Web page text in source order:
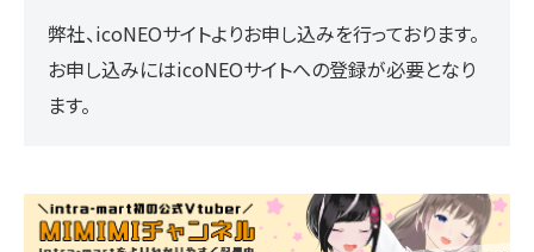
弊社、icoNEOサイトよりお申し込みを行っております。
お申し込みにはicoNEOサイトへの登録が必要となり
ます。